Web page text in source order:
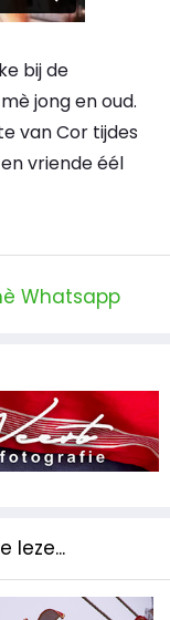
bij de
jong en oud.
van Cor tijdes
vriende éél
Whatsapp
leze...